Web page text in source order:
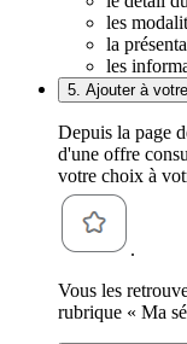
les
la
les
5. Ajouter à
Depuis la page
d'une offre
votre choix à
.
Vous les
rubrique « Ma